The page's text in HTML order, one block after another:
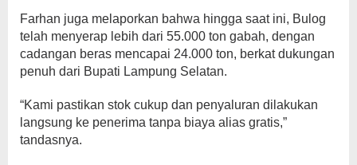
Farhan juga melaporkan bahwa hingga saat ini, Bulog
telah menyerap lebih dari 55.000 ton gabah, dengan
cadangan beras mencapai 24.000 ton, berkat dukungan
penuh dari Bupati Lampung Selatan.
“Kami pastikan stok cukup dan penyaluran dilakukan
langsung ke penerima tanpa biaya alias gratis,”
tandasnya.